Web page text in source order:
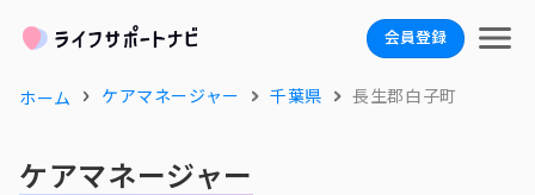
会員登録
ホーム ケアマネージャー 千葉県 長生郡白子町
ケアマネージャー